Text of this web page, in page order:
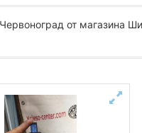
от магазина